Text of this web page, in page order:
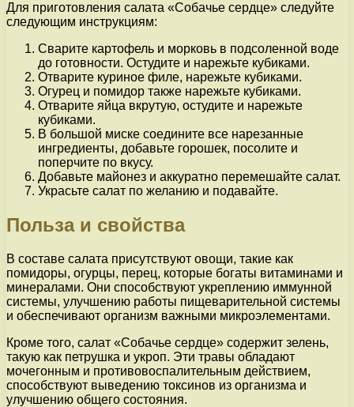
Для приготовления салата «Собачье сердце» следуйте
следующим инструкциям:
Сварите картофель и морковь в подсоленной воде
до готовности. Остудите и нарежьте кубиками.
Отварите куриное филе, нарежьте кубиками.
Огурец и помидор также нарежьте кубиками.
Отварите яйца вкрутую, остудите и нарежьте
кубиками.
В большой миске соедините все нарезанные
ингредиенты, добавьте горошек, посолите и
поперчите по вкусу.
Добавьте майонез и аккуратно перемешайте салат.
Украсьте салат по желанию и подавайте.
Польза и свойства
В составе салата присутствуют овощи, такие как
помидоры, огурцы, перец, которые богаты витаминами и
минералами. Они способствуют укреплению иммунной
системы, улучшению работы пищеварительной системы
и обеспечивают организм важными микроэлементами.
Кроме того, салат «Собачье сердце» содержит зелень,
такую как петрушка и укроп. Эти травы обладают
мочегонным и противовоспалительным действием,
способствуют выведению токсинов из организма и
улучшению общего состояния.